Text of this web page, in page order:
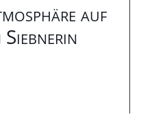
auf